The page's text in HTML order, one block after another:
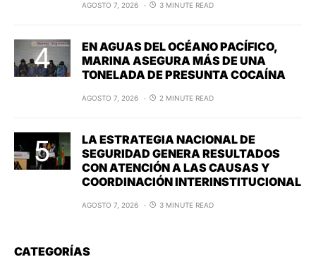
AGOSTO 7, 2026 3 MINUTE READ
EN AGUAS DEL OCÉANO PACÍFICO,
MARINA ASEGURA MÁS DE UNA
TONELADA DE PRESUNTA COCAÍNA
AGOSTO 7, 2026 2 MINUTE READ
LA ESTRATEGIA NACIONAL DE
SEGURIDAD GENERA RESULTADOS
CON ATENCIÓN A LAS CAUSAS Y
COORDINACIÓN INTERINSTITUCIONAL
AGOSTO 7, 2026 3 MINUTE READ
CATEGORÍAS